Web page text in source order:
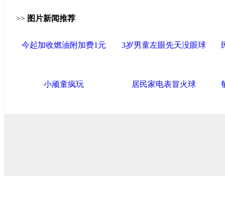
>> 图片新闻推荐
今起加收燃油附加费1元 3岁男童左眼先天没眼球
小顽童疯玩 居民家电表冒火球